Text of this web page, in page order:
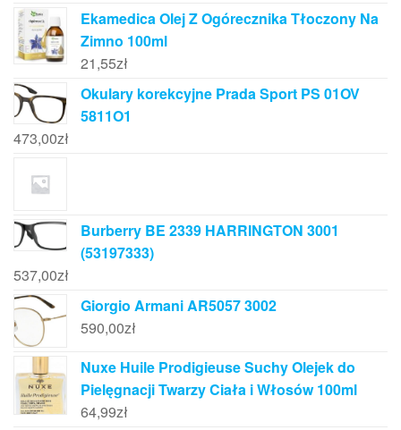
Ekamedica Olej Z Ogórecznika Tłoczony Na
Zimno 100ml
21,55zł
Okulary korekcyjne Prada Sport PS 01OV
5811O1
473,00zł
Burberry BE 2339 HARRINGTON 3001
(53197333)
537,00zł
Giorgio Armani AR5057 3002
590,00zł
Nuxe Huile Prodigieuse Suchy Olejek do
Pielęgnacji Twarzy Ciała i Włosów 100ml
64,99zł